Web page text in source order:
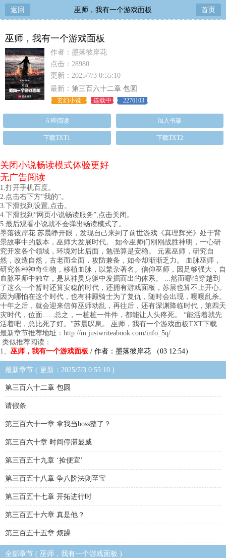
返回 巫师，我有一个游戏面板 首页
巫师，我有一个游戏面板
作者：墨落彼岸花
点击：28980
更新：2025/7/3 0:55:10
最新： 第三百六十二章 包圆
玄幻小说 连载中 2276103
立即阅读 加入书架
下载TXT1 下载TXT2
关闭小说畅读模式体验更好
无广告阅读
1.打开手机百度。
2.点击右下方“我的”。
3.下滑找到设置,点击。
4.下滑找到“网页小说畅读服务”,点击关闭。
5.最后观看小说就不会弹出畅读模式了。
墨落彼岸花 苏晨睁开眼，发现自己来到了前世游戏《真理辉光》处于背
景故事中的版本，巫师大发展时代。 如今巫师们刚刚战胜神明，一心研
究开发各个领域，环境对比后面，勉强算是安稳。 元素巫师，研究自
然，改造自然，古老而全面，攻防兼备，如今却渐渐乏力。 血脉巫师，
研究各种神奇生物，移植血脉，以繁杂著名。信仰巫师，因足够强大，自
血脉巫师中独立，是从神灵身躯中发掘而出的体系。 ...然而哪怕穿越到
了这么一个暂时还算安稳的时代，还拥有游戏面板，苏晨也算不上开心。
因为哪怕在这个时代，也有神殿骑士为了复仇，随时会出现，嘎嘎乱杀。
十年之后，就会迎来信仰巫师动乱，再往后，还有深渊降临时代，第四天
灾时代，位面......总之，一桩桩一件件，都能让人头疼死。 “能活着就先
活着吧，总比死了好。”苏晨叹息。 巫师，我有一个游戏面板TXT下载
最新章节推荐地址：http://m.justwriteabook.com/info_5q/
类似推荐阅读：
1、 巫师，我有一个游戏面板 / 作者：墨落彼岸花 （03 12:54）
最新章节 ( 更新：2025/7/3 0:55:10 )
第三百六十二章 包圆
请假条
第三百六十一章 拿我当boss整了？
第三百六十章 时间停滞显威
第三百五十九章 ‘捡便宜’
第三百五十八章 争八阶法则至宝
第三百五十七章 开拓进行时
第三百五十六章 真是他？
第三百五十五章 烦躁
全部章节 ( 巫师，我有一个游戏面板 )